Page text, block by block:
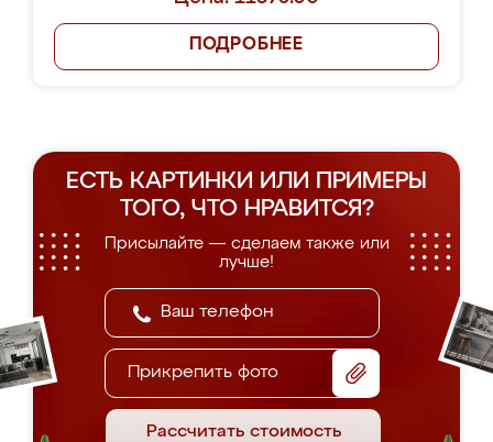
ПОДРОБНЕЕ
ЕСТЬ КАРТИНКИ ИЛИ ПРИМЕРЫ
ТОГО, ЧТО НРАВИТСЯ?
Присылайте — сделаем также или
лучше!
Прикрепить фото
Рассчитать стоимость